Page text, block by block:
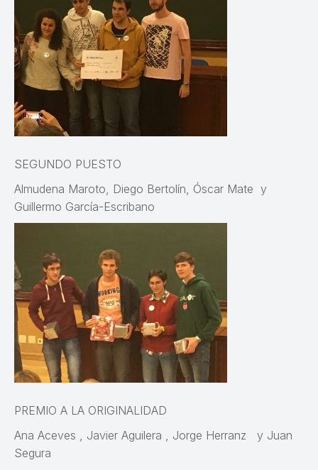
SEGUNDO PUESTO
Almudena Maroto, Diego Bertolín, Óscar Mate y
Guillermo García-Escribano
PREMIO A LA ORIGINALIDAD
Ana Aceves , Javier Aguilera , Jorge Herranz y Juan
Segura